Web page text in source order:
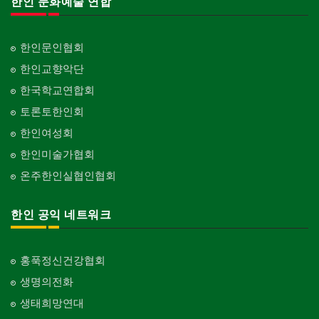
한인문인협회
한인교향악단
한국학교연합회
토론토한인회
한인여성회
한인미술가협회
온주한인실협인협회
한인 공익 네트워크
홍푹정신건강협회
생명의전화
생태희망연대